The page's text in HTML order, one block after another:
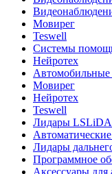
Мовирег
Teswell
Системы
Нейротех
Мовирег
Нейротех
Teswell
Лидары
Лидары
Программное